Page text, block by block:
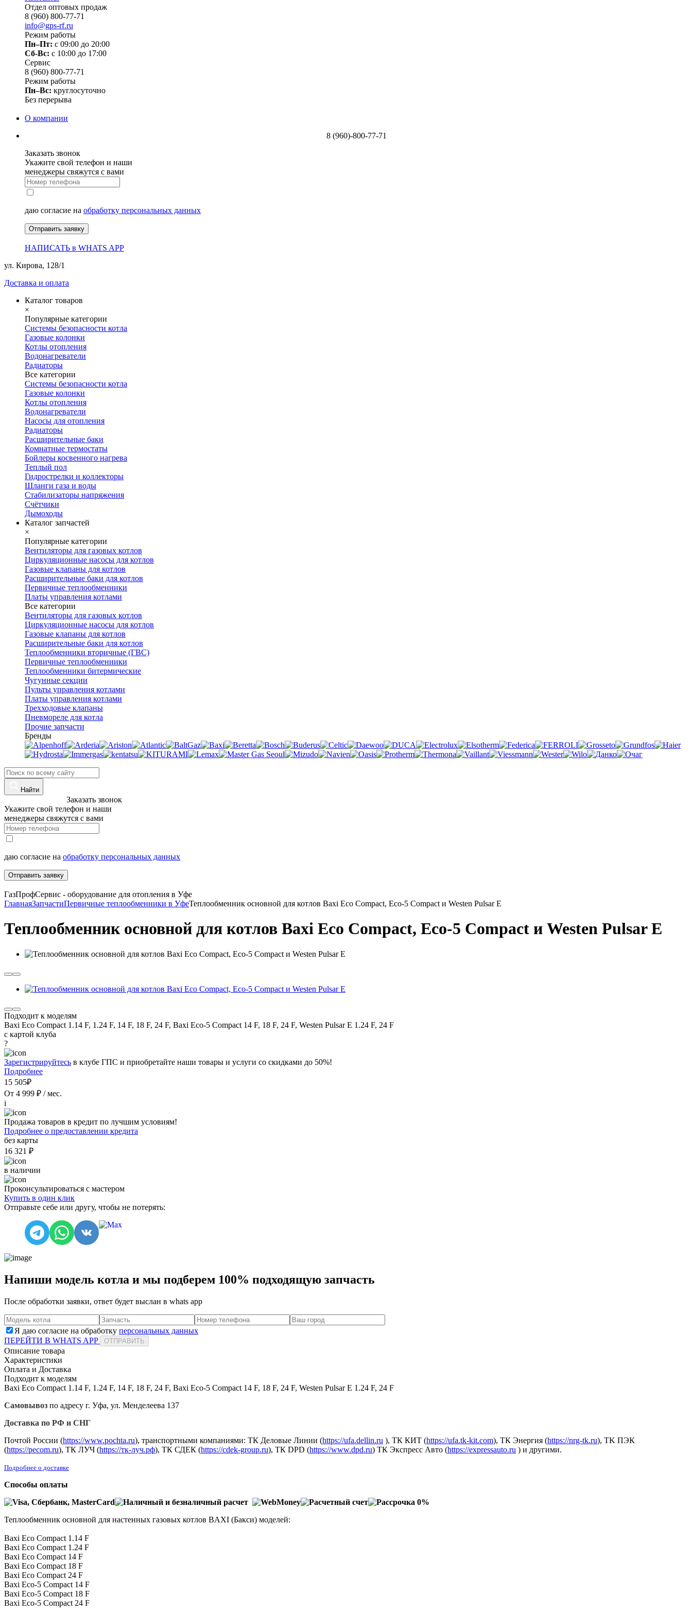
Отдел оптовых продаж
8 (960) 800-77-71
info@gps-rf.ru
Режим работы
Пн–Пт: с 09:00 до 20:00
Сб-Вс: c 10:00 до 17:00
Сервис
8 (960) 800-77-71
Режим работы
Пн–Вс: круглосуточно
Без перерыва
О компании
8 (960)-800-77-71
Заказать звонок
Укажите свой телефон и наши
менеджеры свяжутся с вами
даю согласие на обработку персональных данных
Отправить заявку
НАПИСАТЬ в WHATS APP
ул. Кирова, 128/1
Доставка и оплата
Каталог товаров
×
Популярные категории
Системы безопасности котла
Газовые колонки
Котлы отопления
Водонагреватели
Радиаторы
Все категории
Системы безопасности котла
Газовые колонки
Котлы отопления
Водонагреватели
Насосы для отопления
Радиаторы
Расширительные баки
Комнатные термостаты
Бойлеры косвенного нагрева
Теплый пол
Гидрострелки и коллекторы
Шланги газа и воды
Стабилизаторы напряжения
Счётчики
Дымоходы
Каталог запчастей
×
Популярные категории
Вентиляторы для газовых котлов
Циркуляционные насосы для котлов
Газовые клапаны для котлов
Расширительные баки для котлов
Первичные теплообменники
Платы управления котлами
Все категории
Вентиляторы для газовых котлов
Циркуляционные насосы для котлов
Газовые клапаны для котлов
Расширительные баки для котлов
Теплообменники вторичные (ГВС)
Первичные теплообменники
Теплообменники битермические
Чугунные секции
Пульты управления котлами
Платы управления котлами
Трехходовые клапаны
Пневмореле для котла
Прочие запчасти
Бренды
Найти
Заказать звонок
Укажите свой телефон и наши
менеджеры свяжутся с вами
даю согласие на обработку персональных данных
Отправить заявку
ГазПрофСервис - оборудование для отопления в Уфе
ГлавнаяЗапчастиПервичные теплообменники в УфеТеплообменник основной для котлов Baxi Eco Compact, Eco-5 Compact и Westen Pulsar E
Теплообменник основной для котлов Baxi Eco Compact, Eco-5 Compact и Westen Pulsar E
Подходит к моделям
Baxi Eco Compact 1.14 F, 1.24 F, 14 F, 18 F, 24 F, Baxi Eco-5 Compact 14 F, 18 F, 24 F, Westen Pulsar E 1.24 F, 24 F
с картой клуба
?
Зарегистрируйтесь в клубе ГПС и приобретайте наши товары и услуги со скидками до 50%!
Подробнее
15 505₽
От 4 999 ₽ / мес.
i
Продажа товаров в кредит по лучшим условиям!
Подробнее о предоставлении кредита
без карты
16 321 ₽
в наличии
Проконсультироваться с мастером
Купить в один клик
Отправьте себе или другу, чтобы не потерять:
Напиши модель котла и мы подберем 100% подходящую запчасть
После обработки заявки, ответ будет выслан в whats app
Я даю согласие на обработку персональных данных
ПЕРЕЙТИ В WHATS APP
ОТПРАВИТЬ
Описание товара
Характеристики
Оплата и Доставка
Подходит к моделям
Baxi Eco Compact 1.14 F, 1.24 F, 14 F, 18 F, 24 F, Baxi Eco-5 Compact 14 F, 18 F, 24 F, Westen Pulsar E 1.24 F, 24 F
Самовывоз по адресу г. Уфа, ул. Менделеева 137
Доставка по РФ и СНГ
Почтой России (https://www.pochta.ru), транспортными компаниями: ТК Деловые Линии (https://ufa.dellin.ru ), ТК КИТ (https://ufa.tk-kit.com), ТК Энергия (https://nrg-tk.ru), ТK ПЭК
(https://pecom.ru), ТК ЛУЧ (https://тк-луч.рф), ТК СДЕК (https://cdek-group.ru), ТК DPD (https://www.dpd.ru) ТК Экспресс Авто (https://expressauto.ru ) и другими.
Подробнее о доставке
Способы оплаты
Теплообменник основной для настенных газовых котлов BAXI (Бакси) моделей:
Baxi Eco Compact 1.14 F
Baxi Eco Compact 1.24 F
Baxi Eco Compact 14 F
Baxi Eco Compact 18 F
Baxi Eco Compact 24 F
Baxi Eco-5 Compact 14 F
Baxi Eco-5 Compact 18 F
Baxi Eco-5 Compact 24 F